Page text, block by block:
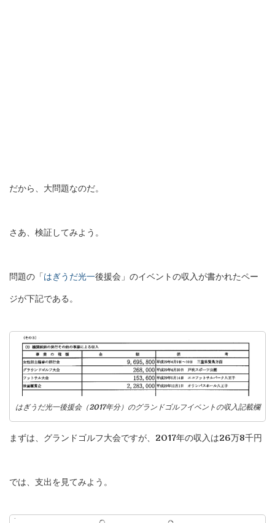
だから、大問題なのだ。
さあ、検証してみよう。
問題の「はぎうだ光一後援会」のイベントの収入が書かれたペー
ジが下記である。
はぎうだ光一後援会（2017年分）のグランドゴルフイベントの収入記載欄
まずは、グランドゴルフ大会ですが、2017年の収入は26万8千円
では、支出を見てみよう。